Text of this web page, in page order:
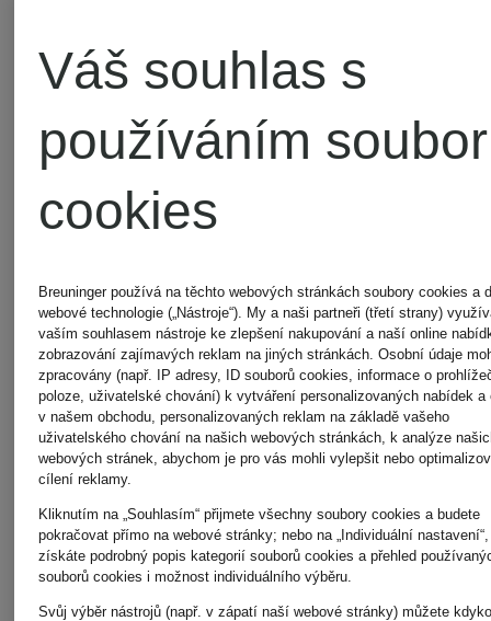
JACOB
COHEN
kalhoty
BOBBY
Slim Fit
10 630 Kč
JACOB
kalhoty
BOBBY
Slim Fit
10 630
Váš souhlas s
používáním
cookies
Breuninger používá na těchto webových stránkách soubory cookies a
webové technologie („Nástroje“). My a naši partneři (třetí strany)
vaším souhlasem nástroje ke zlepšení nakupování a naší online
zobrazování zajímavých reklam na jiných stránkách. Osobní údaje
zpracovány (např. IP adresy, ID souborů cookies, informace o
poloze, uživatelské chování) k vytváření personalizovaných nabídek a
v našem obchodu, personalizovaných reklam na základě vašeho
uživatelského chování na našich webových stránkách, k analýze
webových stránek, abychom je pro vás mohli vylepšit nebo
cílení reklamy.
Kliknutím na „Souhlasím“ přijmete všechny soubory cookies a budete
pokračovat přímo na webové stránky; nebo na „Individuální
získáte podrobný popis kategorií souborů cookies a přehled
souborů cookies i možnost individuálního výběru.
Svůj výběr nástrojů (např. v zápatí naší webové stránky) můžete